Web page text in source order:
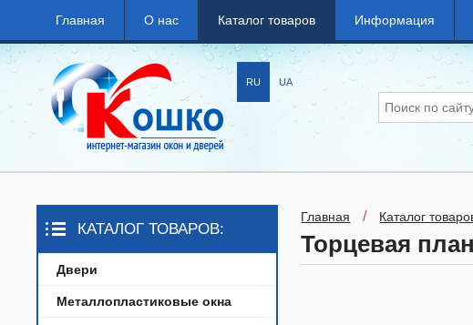
Главная О нас Каталог товаров Информация
UA
RU
КАТАЛОГ ТОВАРОВ:
Двери
Металлопластиковые окна
Главная / Каталог
Торцевая